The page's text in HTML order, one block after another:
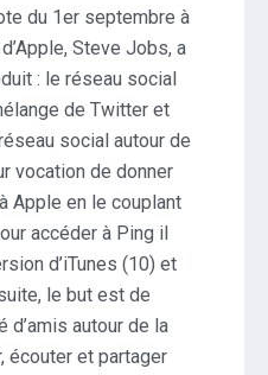
le
réseau
social
d’Apple
du 1er septembre à
Steve Jobs, a
: le réseau social
de Twitter et
social autour de
vocation de donner
Apple en le couplant
accéder à Ping il
d’iTunes (10) et
le but est de
d’amis autour de la
écouter et partager